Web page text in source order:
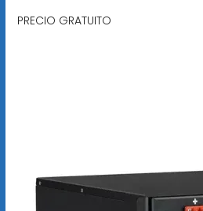
PRECIO GRATUITO